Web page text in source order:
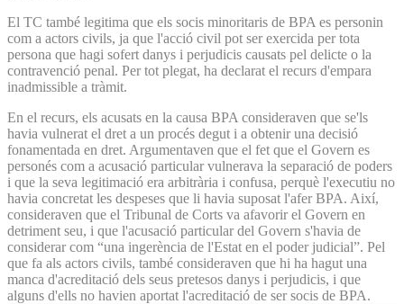
El TC també legitima que els socis minoritaris de BPA es personin
com a actors civils, ja que l'acció civil pot ser exercida per tota
persona que hagi sofert danys i perjudicis causats pel delicte o la
contravenció penal. Per tot plegat, ha declarat el recurs d'empara
inadmissible a tràmit.
En el recurs, els acusats en la causa BPA consideraven que se'ls
havia vulnerat el dret a un procés degut i a obtenir una decisió
fonamentada en dret. Argumentaven que el fet que el Govern es
personés com a acusació particular vulnerava la separació de poders
i que la seva legitimació era arbitrària i confusa, perquè l'executiu no
havia concretat les despeses que li havia suposat l'afer BPA. Així,
consideraven que el Tribunal de Corts va afavorir el Govern en
detriment seu, i que l'acusació particular del Govern s'havia de
considerar com “una ingerència de l'Estat en el poder judicial”. Pel
que fa als actors civils, també consideraven que hi ha hagut una
manca d'acreditació dels seus pretesos danys i perjudicis, i que
alguns d'ells no havien aportat l'acreditació de ser socis de BPA.